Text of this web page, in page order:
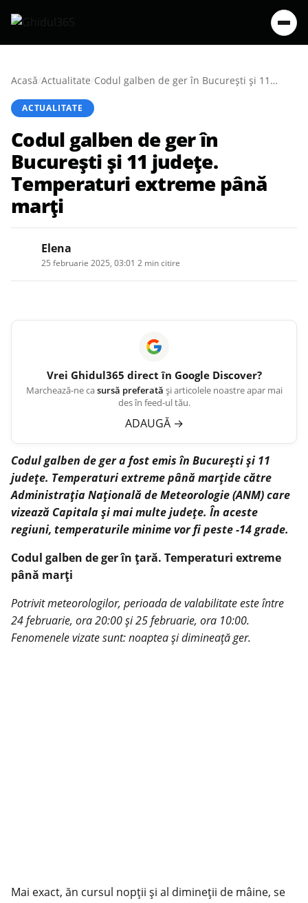
Acasă/Actualitate/ Codul galben de ger în Bucureşti şi 11 judeţe. Temperaturi extreme până marţi
ACTUALITATE
Codul galben de ger în
Bucureşti şi 11 judeţe.
Temperaturi extreme până
marţi
Elena
25 februarie 2025, 03:01 2 min citire
Vrei Ghidul365 direct în Google Discover?
Marchează-ne casursă preferată și articolele noastre apar mai
des în feed-ul tău.
ADAUGĂ →
Codul galben de ger a fost emis în Bucureşti şi 11
judeţe. Temperaturi extreme până marţide către
Administraţia Naţională de Meteorologie (ANM) care
vizează Capitala şi mai multe judeţe. În aceste
regiuni, temperaturile minime vor fi peste -14 grade.
Codul galben de ger în țară. Temperaturi extreme
până marţi
Potrivit meteorologilor, perioada de valabilitate este între
24 februarie, ora 20:00 și 25 februarie, ora 10:00.
Fenomenele vizate sunt: noaptea și dimineață ger.
Mai exact, ăn cursul nopții și al dimineții de mâine, se